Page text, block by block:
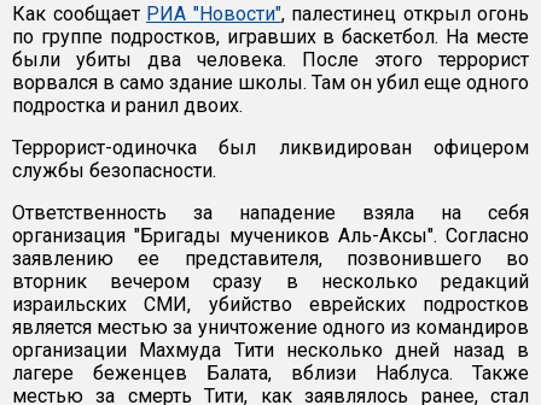
Как сообщает РИА "Новости", палестинец открыл огонь
по группе подростков, игравших в баскетбол. На месте
были убиты два человека. После этого террорист
ворвался в само здание школы. Там он убил еще одного
подростка и ранил двоих.
Террорист-одиночка был ликвидирован офицером
службы безопасности.
Ответственность за нападение взяла на себя
организация "Бригады мучеников Аль-Аксы". Согласно
заявлению ее представителя, позвонившего во
вторник вечером сразу в несколько редакций
израильских СМИ, убийство еврейских подростков
является местью за уничтожение одного из командиров
организации Махмуда Тити несколько дней назад в
лагере беженцев Балата, вблизи Наблуса. Также
местью за смерть Тити, как заявлялось ранее, стал